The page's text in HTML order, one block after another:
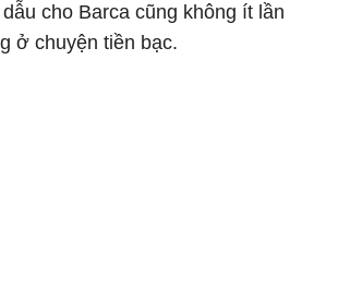
cho Barca cũng không ít lần
ở chuyện tiền bạc.